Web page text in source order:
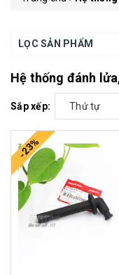
LỌC SẢN PHẨM
Hệ thống đánh
Sắp xếp: Thứ tự
-23%